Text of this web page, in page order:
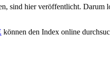
sind hier veröffentlicht. Darum
können den Index online